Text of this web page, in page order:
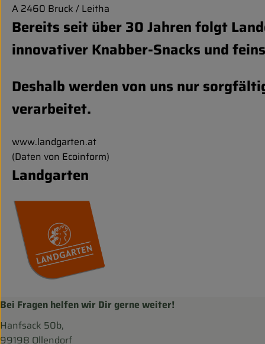
A 2460 Bruck / Leitha
Bereits seit über 30 Jahren folgt
innovativer Knabber-Snacks und
Deshalb werden von uns nur
verarbeitet.
www.landgarten.at
(Daten von Ecoinform)
Landgarten
Bei Fragen helfen wir Dir gerne weiter!
Hanfsack 50b,
99198 Ollendorf